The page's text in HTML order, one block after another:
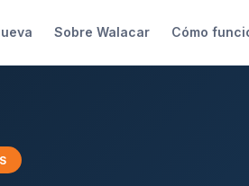
Sobre Walacar Cómo